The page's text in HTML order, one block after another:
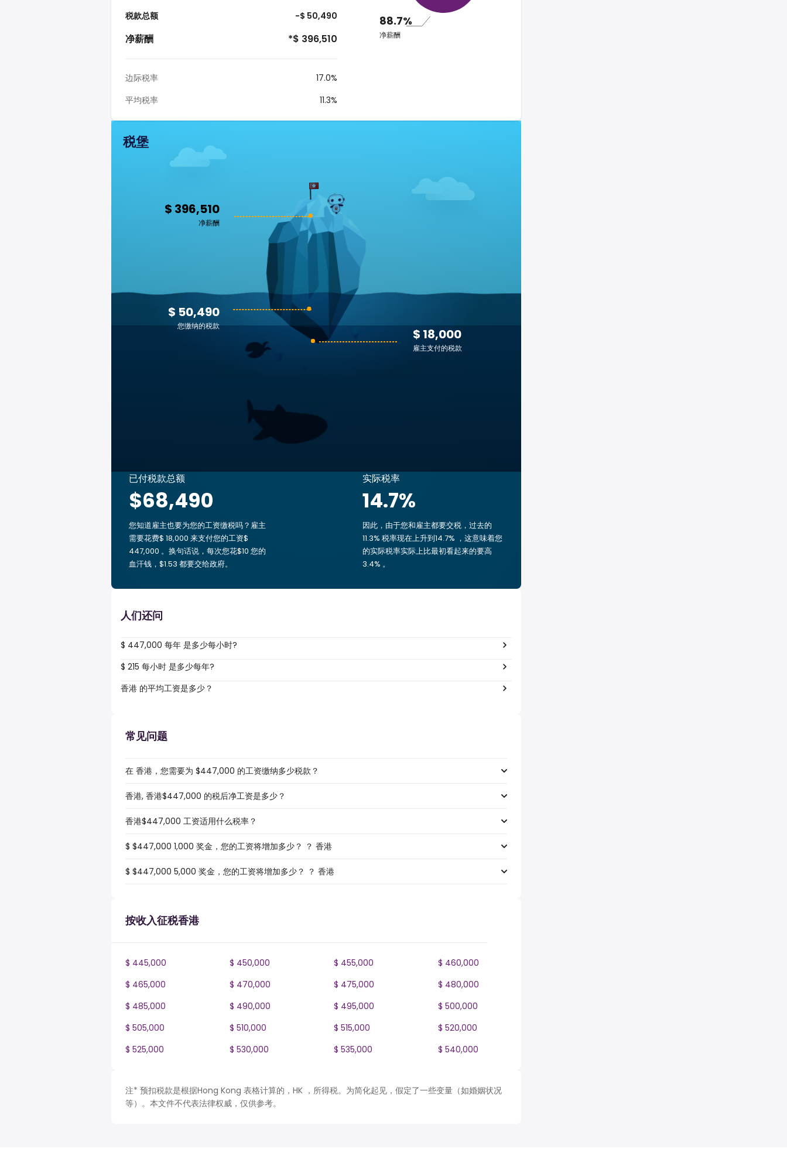
税款总额 -$ 50,490
净薪酬 *$ 396,510
边际税率
17.0%
平均税率
11.3%
88.7%
净薪酬
税堡
$ 396,510
净薪酬
$ 18,000
雇主支付的税款
$ 50,490
您缴纳的税款
已付税款总额
$68,490
您知道雇主也要为您的工资缴税吗？雇主
需要花费$ 18,000 来支付您的工资$
447,000 。换句话说，每次您花$10 您的
血汗钱，$1.53 都要交给政府。
实际税率
14.7%
因此，由于您和雇主都要交税，过去的
11.3% 税率现在上升到14.7% ，这意味着您
的实际税率实际上比最初看起来的要高
3.4% 。
人们还问
$ 447,000 每年 是多少每小时?
$ 215 每小时 是多少每年?
香港 的平均工资是多少？
常见问题
在 香港，您需要为 $447,000 的工资缴纳多少税款？
香港, 香港$447,000 的税后净工资是多少？
香港$447,000 工资适用什么税率？
$ $447,000 1,000 奖金，您的工资将增加多少？ ？ 香港
$ $447,000 5,000 奖金，您的工资将增加多少？ ？ 香港
按收入征税香港
$ 445,000 $ 450,000 $ 455,000
$ 460,000
$ 465,000
$ 470,000 $ 475,000
$ 480,000
$ 485,000
$ 490,000 $ 495,000
$ 500,000
$ 505,000
$ 510,000 $ 515,000
$ 520,000
$ 525,000
$ 530,000 $ 535,000 $ 540,000
注* 预扣税款是根据Hong Kong 表格计算的，HK ，所得税。为简化起见，假定了一些变量（如婚姻状况
等）。本文件不代表法律权威，仅供参考。